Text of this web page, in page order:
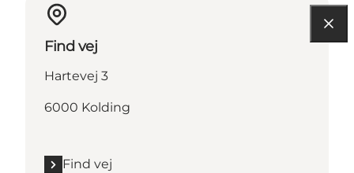
Find vej
Hartevej 3
6000 Kolding
Find vej